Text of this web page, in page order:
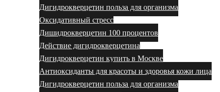
Дигидрокверцетин польза для организма
Оксидативный стресс
Дишидрокверцетин 100 процентов
Действие дигидрокверцетина
Дигидрокверцетин купить в Москве
Антиоксиданты для красоты и здоровья кожи лица
Дигидрокверцетин польза для организма